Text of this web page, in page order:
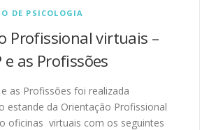
DE PSICOLOGIA
Profissional virtuais –
e as Profissões
as Profissões foi realizada
da Orientação Profissional
oficinas virtuais com os seguintes